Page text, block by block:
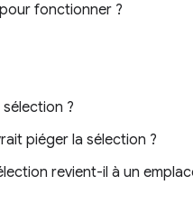
fonctionner ?
?
piéger la sélection ?
revient-il à un